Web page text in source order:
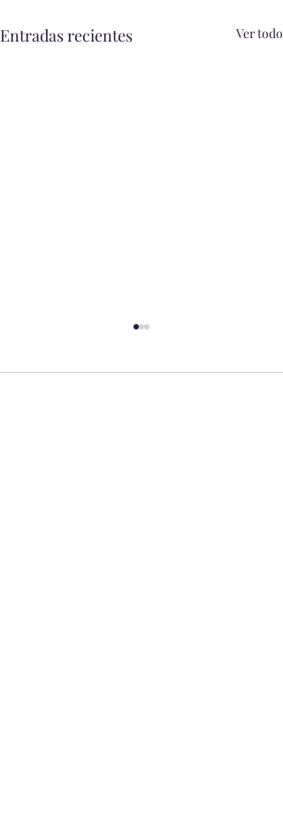
Entradas recientes Ver todo